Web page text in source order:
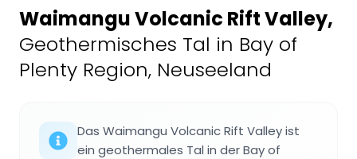
Waimangu Volcanic Rift Valley,
Geothermisches Tal in Bay of
Plenty Region, Neuseeland
Das Waimangu Volcanic Rift Valley ist
ein geothermales Tal in der Bay of